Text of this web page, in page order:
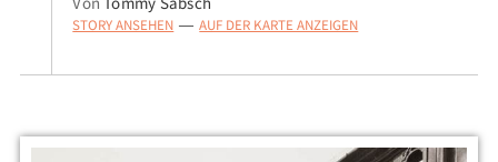
STORY ANSEHEN — AUF DER KARTE ANZEIGEN